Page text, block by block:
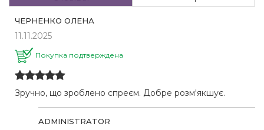
ЧЕРНЕНКО ОЛЕНА
11.11.2025
Покупка подтверждена
Зручно, що зроблено спреєм. Добре розм'якшує.
ADMINISTRATOR